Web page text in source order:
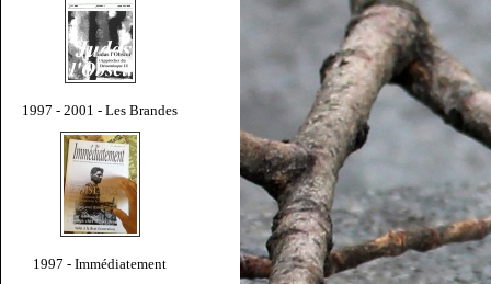
1997 - 2001 - Les Brandes
1997 - Immédiatement